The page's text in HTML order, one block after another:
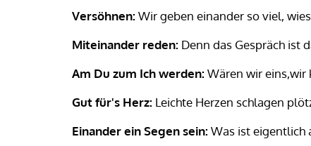
Versöhnen: Wir geben einander so viel,
Miteinander reden: Denn das Gespräch ist
Am Du zum Ich werden: Wären wir eins,wir
Gut für's Herz: Leichte Herzen schlagen
Einander ein Segen sein: Was ist eigentlich